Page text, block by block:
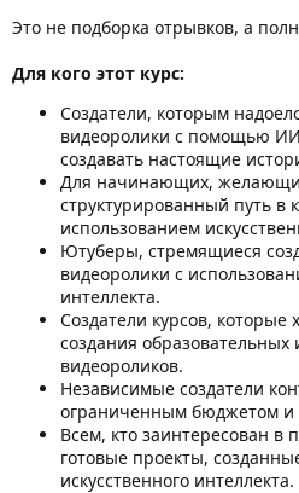
Это не подборка отрывков, а
Для кого этот курс:
Создатели, которым
видеоролики с помощью
создавать настоящие
Для начинающих,
структурированный путь в
использованием
Ютуберы, стремящиеся
видеоролики с
интеллекта.
Создатели курсов, которые
создания образовательных
видеороликов.
Независимые создатели
ограниченным бюджетом и
Всем, кто заинтересован
готовые проекты,
искусственного интеллекта.